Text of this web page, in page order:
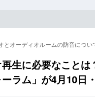
オーディオルームの防音につい
生に必要なこと
ラム」が4月10日